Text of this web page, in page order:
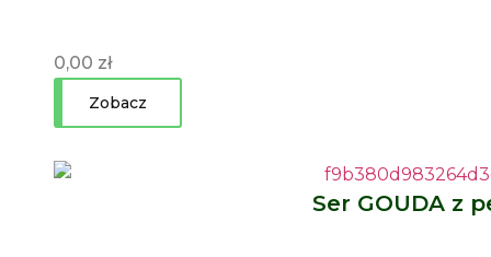
0,00 zł
Zobacz
Ser GOUDA z